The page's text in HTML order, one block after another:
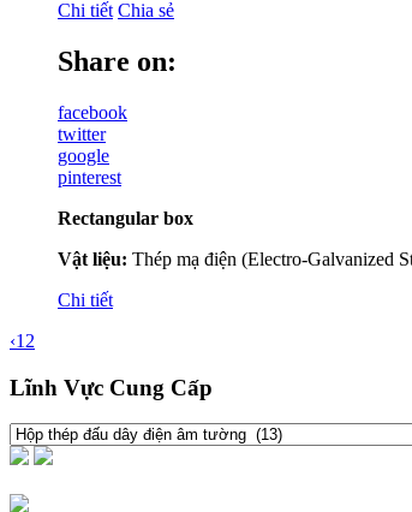
Chi tiết Chia sẻ
Share on:
facebook
twitter
google
pinterest
Rectangular box
Vật liệu: Thép mạ điện (Electro-Galvanized
Chi tiết
‹1 2
Lĩnh Vực Cung Cấp